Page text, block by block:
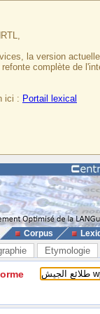
la version
complète de
ici : Portail lexical
Corpus
Etymologie